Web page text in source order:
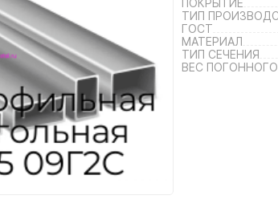
ПОКРЫТИЕ
ТИП
ГОСТ
МАТЕРИАЛ
ТИП СЕЧЕНИЯ
ВЕС